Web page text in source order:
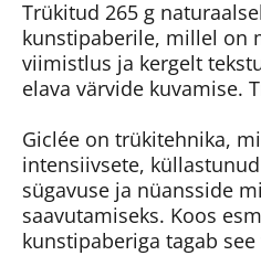
Trükitud 265 g
kunstipaberile, millel on
viimistlus ja kergelt
elava värvide kuvamise.
Giclée on trükitehnika,
intensiivsete,
sügavuse ja nüansside
saavutamiseks. Koos
kunstipaberiga tagab